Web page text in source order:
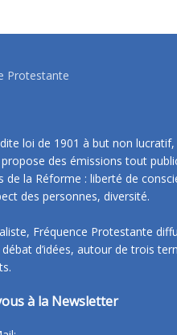
loi de 1901 à but non lucratif,
des émissions tout
de la Réforme : liberté de
des personnes, diversité.
Fréquence Protestante
d’idées, autour de trois
à la Newsletter